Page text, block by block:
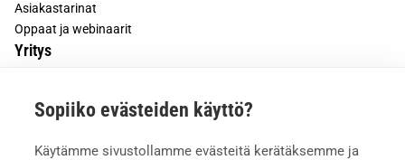
Sopiiko evästeiden käyttö?
Käytämme sivustollamme evästeitä kerätäksemme ja
Asiakastarinat
Oppaat ja webinaarit
Yritys
Asiakkaiden kokemuksia
Yhteystiedot